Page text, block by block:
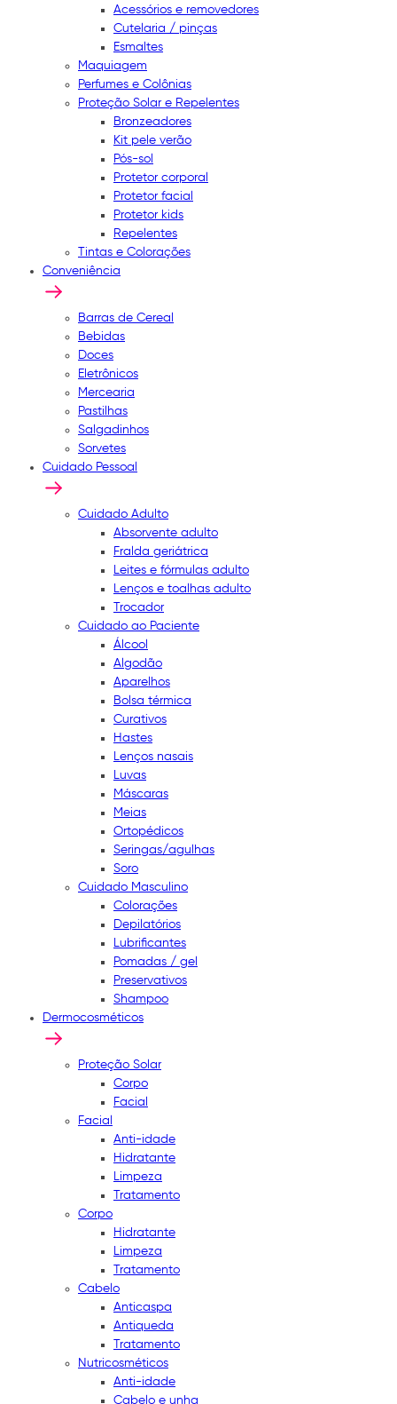
Acessórios e removedores
Cutelaria / pinças
Esmaltes
Maquiagem
Perfumes e Colônias
Proteção Solar e Repelentes
Bronzeadores
Kit pele verão
Pós-sol
Protetor corporal
Protetor facial
Protetor kids
Repelentes
Tintas e Colorações
Conveniência
Barras de Cereal
Bebidas
Doces
Eletrônicos
Mercearia
Pastilhas
Salgadinhos
Sorvetes
Cuidado Pessoal
Cuidado Adulto
Absorvente adulto
Fralda geriátrica
Leites e fórmulas adulto
Lenços e toalhas adulto
Trocador
Cuidado ao Paciente
Álcool
Algodão
Aparelhos
Bolsa térmica
Curativos
Hastes
Lenços nasais
Luvas
Máscaras
Meias
Ortopédicos
Seringas/agulhas
Soro
Cuidado Masculino
Colorações
Depilatórios
Lubrificantes
Pomadas / gel
Preservativos
Shampoo
Dermocosméticos
Proteção Solar
Corpo
Facial
Facial
Anti-idade
Hidratante
Limpeza
Tratamento
Corpo
Hidratante
Limpeza
Tratamento
Cabelo
Anticaspa
Antiqueda
Tratamento
Nutricosméticos
Anti-idade
Cabelo e unha